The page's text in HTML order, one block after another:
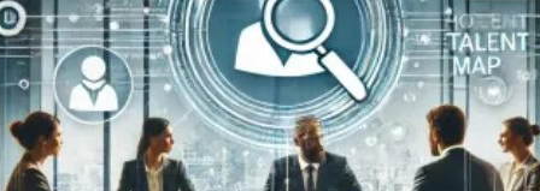
Una amplia gama de dispositivos y
adaptadores que permiten mejorar el
rendimiento del espectrómetro.